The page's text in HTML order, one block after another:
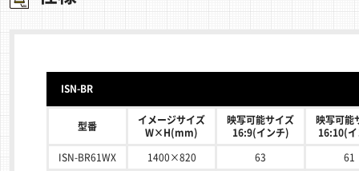
ISN-BR
型番
イメージサイズ
W×H(mm)
映写可能サイズ
16:9(インチ)
映写可能
16:10(
ISN-BR61WX 1400×820 63 61